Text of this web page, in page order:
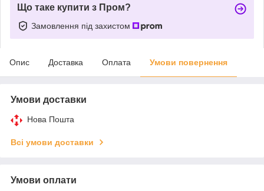
Що таке купити з Пром?
Замовлення під захистом
Опис Доставка Оплата Умови повернення
Умови доставки
Нова Пошта
Всі умови доставки
Умови оплати